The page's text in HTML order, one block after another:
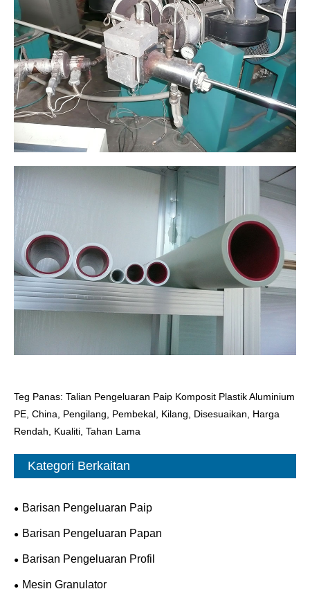
Teg Panas: Talian Pengeluaran Paip Komposit Plastik Aluminium
PE, China, Pengilang, Pembekal, Kilang, Disesuaikan, Harga
Rendah, Kualiti, Tahan Lama
Kategori Berkaitan
Barisan Pengeluaran Paip
Barisan Pengeluaran Papan
Barisan Pengeluaran Profil
Mesin Granulator